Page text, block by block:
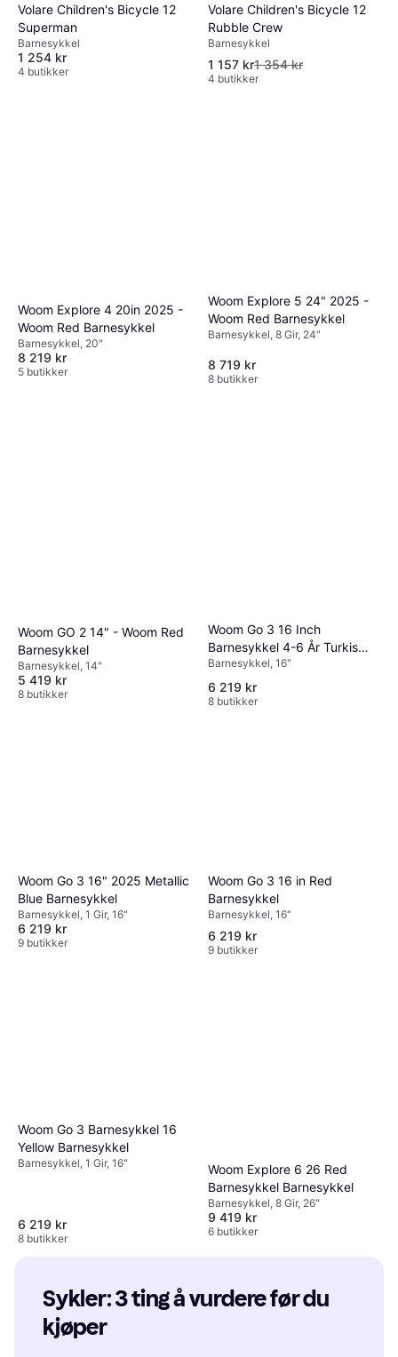
Volare Children's Bicycle 12
Superman
Barnesykkel
1 254 kr
4 butikker
Volare Children's Bicycle 12
Rubble Crew
Barnesykkel
1 157 kr1 354 kr
4 butikker
Woom Explore 4 20in 2025 -
Woom Red Barnesykkel
Barnesykkel, 20"
8 219 kr
5 butikker
Woom Explore 5 24" 2025 -
Woom Red Barnesykkel
Barnesykkel, 8 Gir, 24"
8 719 kr
8 butikker
Woom GO 2 14" - Woom Red
Barnesykkel
Barnesykkel, 14"
5 419 kr
8 butikker
Woom Go 3 16 Inch
Barnesykkel 4-6 År Turkis
Barnesykkel
Barnesykkel, 16"
6 219 kr
8 butikker
Woom Go 3 16" 2025 Metallic
Blue Barnesykkel
Barnesykkel, 1 Gir, 16"
6 219 kr
9 butikker
Woom Go 3 16 in Red
Barnesykkel
Barnesykkel, 16"
6 219 kr
9 butikker
Woom Go 3 Barnesykkel 16
Yellow Barnesykkel
Barnesykkel, 1 Gir, 16"
6 219 kr
8 butikker
Woom Explore 6 26 Red
Barnesykkel Barnesykkel
Barnesykkel, 8 Gir, 26"
9 419 kr
6 butikker
Sykler: 3 ting å vurdere før du
kjøper